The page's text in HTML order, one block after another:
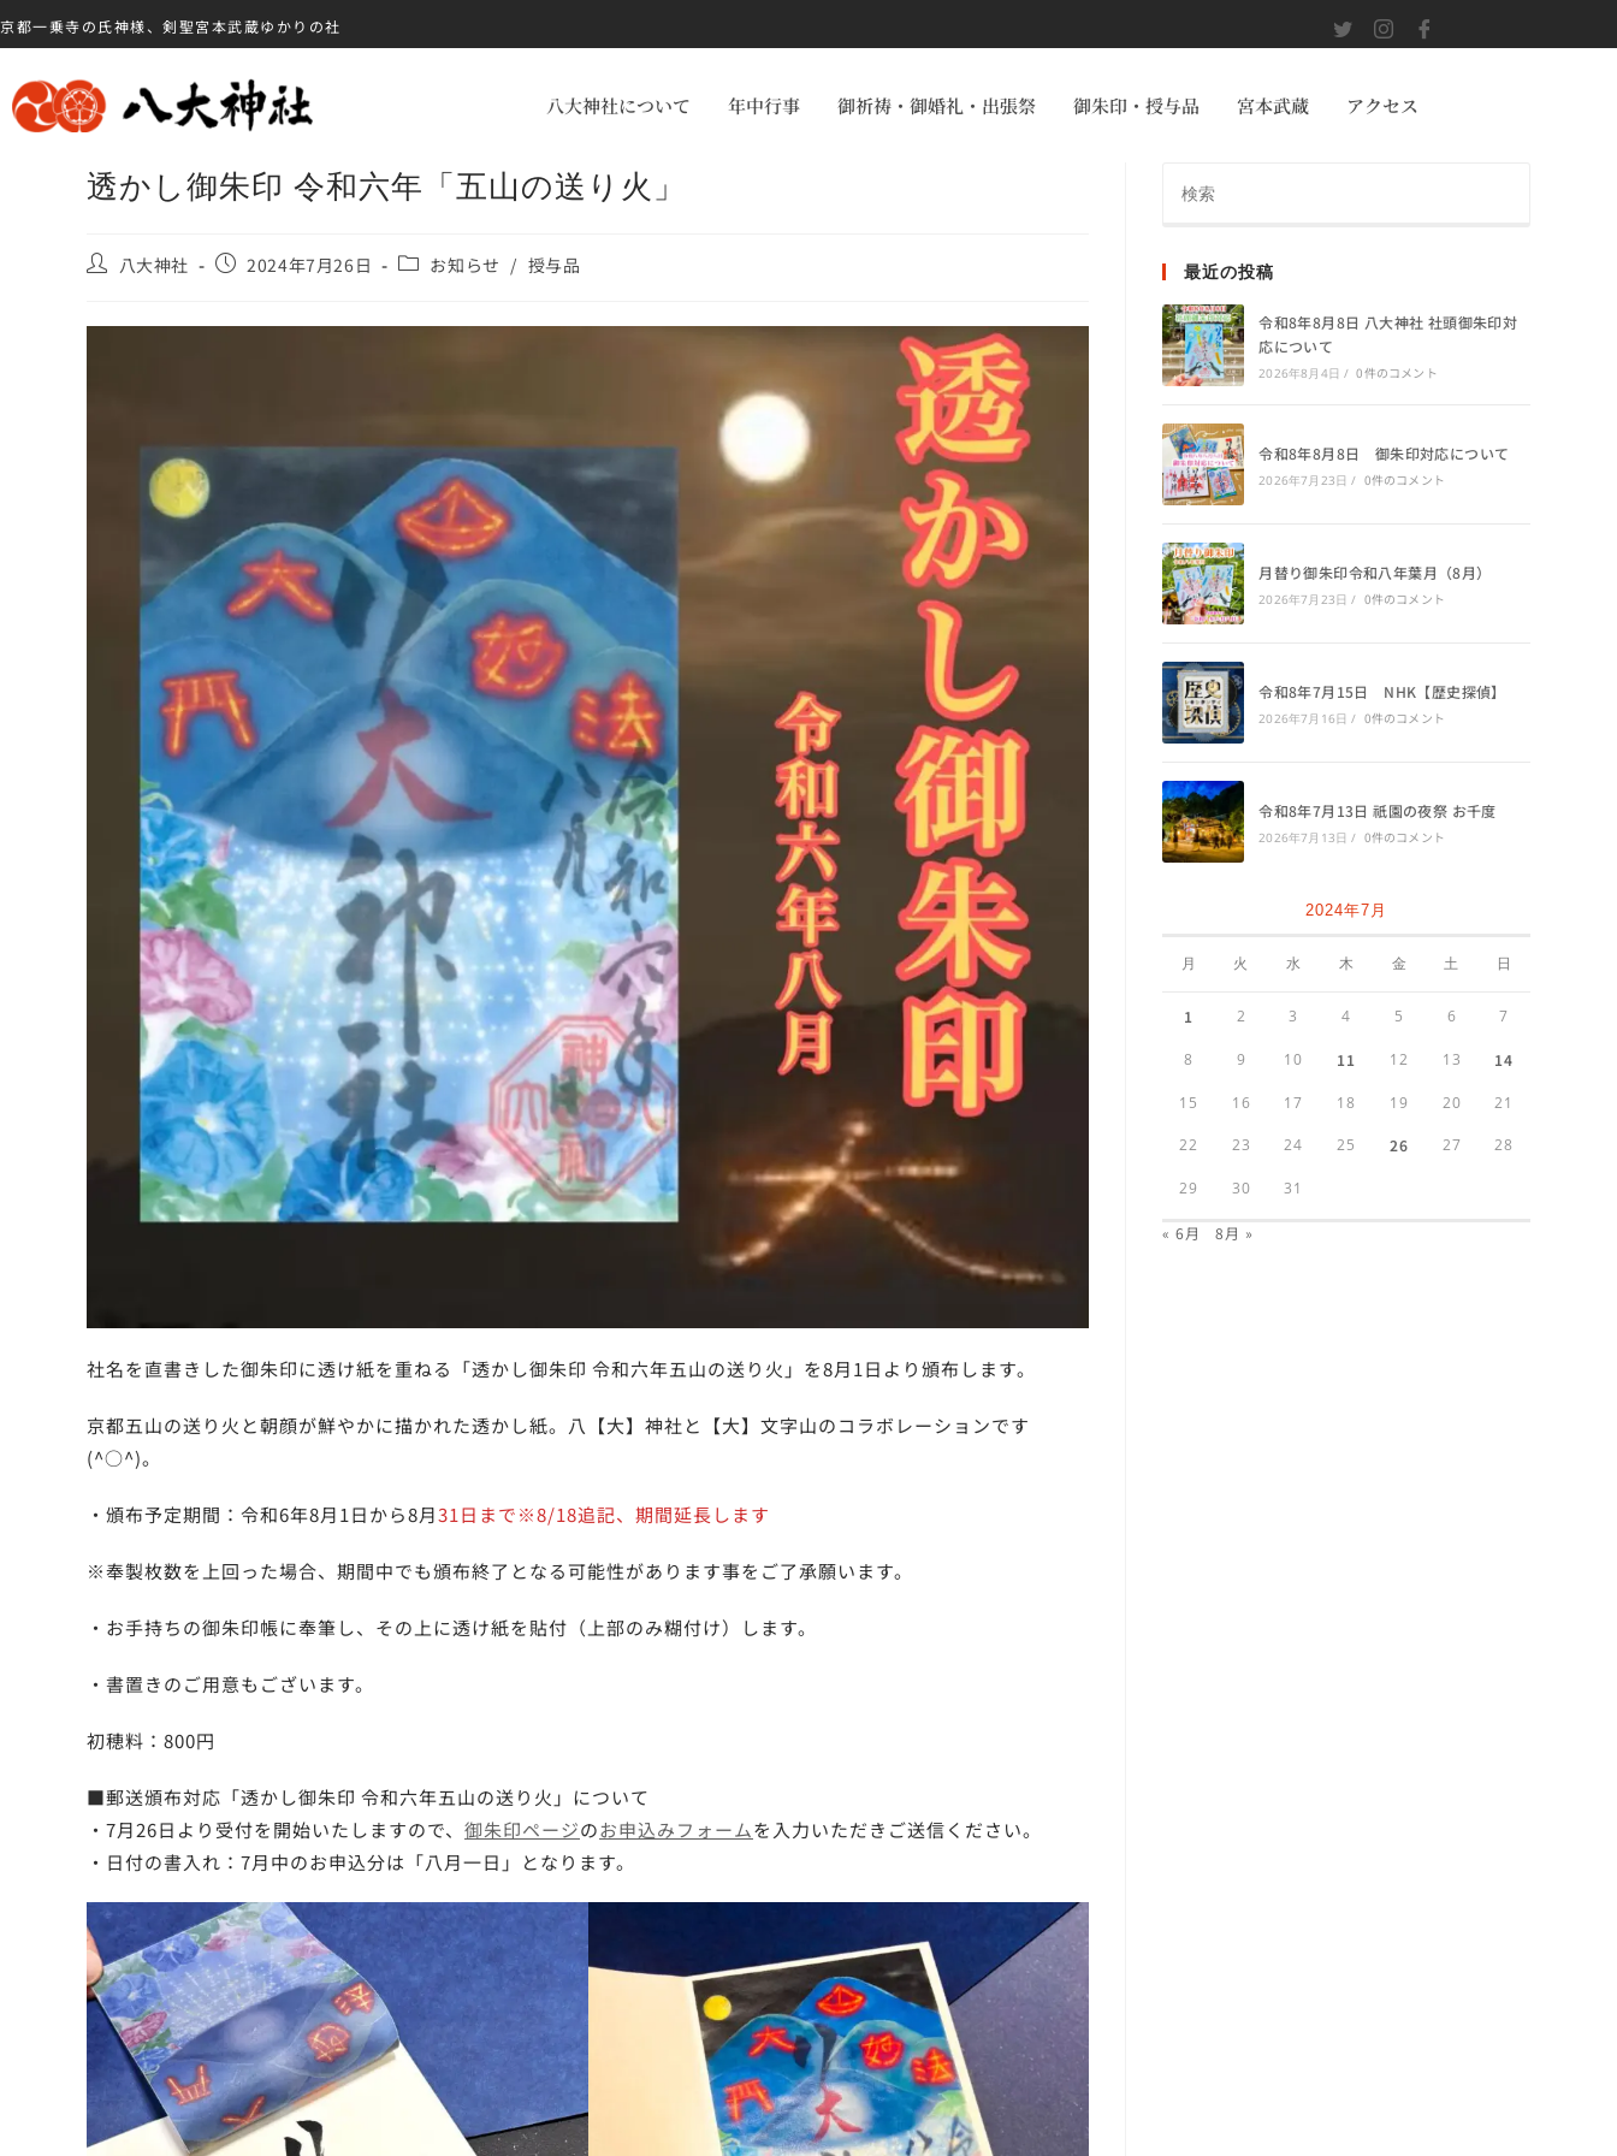
京都一乗寺の氏神様、剣聖宮本武蔵ゆかりの社
八大神社について 年中行事 御祈祷・御婚礼・出張祭 御朱印・授与品 宮本武蔵 アクセス
透かし御朱印 令和六年「五山の送り火」
八大神社 2024年7月26日 お知らせ / 授与品
社名を直書きした御朱印に透け紙を重ねる「透かし御朱印 令和六年五山の送り火」を8月1日より頒布します。
京都五山の送り火と朝顔が鮮やかに描かれた透かし紙。八【大】神社と【大】文字山のコラボレーションです
(^○^)。
・頒布予定期間：令和6年8月1日から8月31日まで※8/18追記、期間延長します
※奉製枚数を上回った場合、期間中でも頒布終了となる可能性があります事をご了承願います。
・お手持ちの御朱印帳に奉筆し、その上に透け紙を貼付（上部のみ糊付け）します。
・書置きのご用意もございます。
初穂料：800円
■郵送頒布対応「透かし御朱印 令和六年五山の送り火」について
・7月26日より受付を開始いたしますので、 御朱印ページのお申込みフォームを入力いただきご送信ください。
・日付の書入れ：7月中のお申込分は「八月一日」となります。
最近の投稿
令和8年8月8日 八大神社 社頭御朱印対
応について
2026年8月4日 / 0件のコメント
令和8年8月8日 御朱印対応について
2026年7月23日 / 0件のコメント
月替り御朱印令和八年葉月（8月）
2026年7月23日 / 0件のコメント
令和8年7月15日 NHK【歴史探偵】
2026年7月16日 / 0件のコメント
令和8年7月13日 祇園の夜祭 お千度
2026年7月13日 / 0件のコメント
2024年7月
月 火 水 木 金 土 日
1 2 3 4 5 6 7
8 9 10 11 12 13 14
15 16 17 18 19 20 21
22 23 24 25 26 27 28
29 30 31
« 6月 8月 »